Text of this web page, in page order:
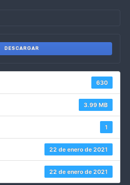
DESCARGAR
630
3.99 MB
1
22 de enero de 2021
22 de enero de 2021